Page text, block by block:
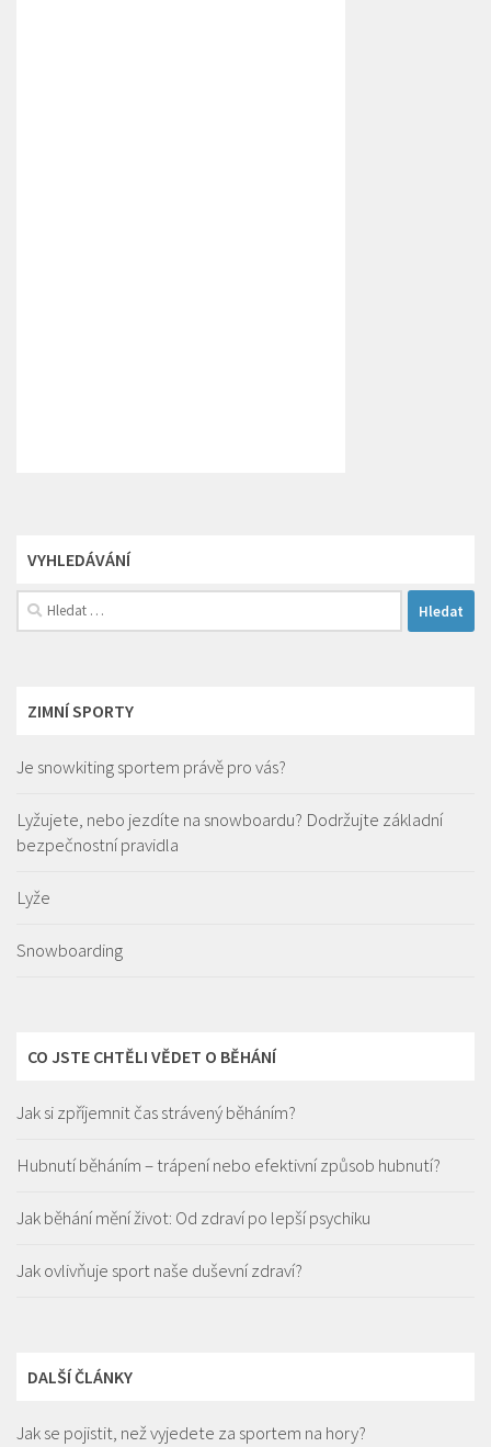
VYHLEDÁVÁNÍ
Vyhledávání
ZIMNÍ SPORTY
Je snowkiting sportem právě pro vás?
Lyžujete, nebo jezdíte na snowboardu? Dodržujte základní
bezpečnostní pravidla
Lyže
Snowboarding
CO JSTE CHTĚLI VĚDET O BĚHÁNÍ
Jak si zpříjemnit čas strávený běháním?
Hubnutí běháním – trápení nebo efektivní způsob hubnutí?
Jak běhání mění život: Od zdraví po lepší psychiku
Jak ovlivňuje sport naše duševní zdraví?
DALŠÍ ČLÁNKY
Jak se pojistit, než vyjedete za sportem na hory?